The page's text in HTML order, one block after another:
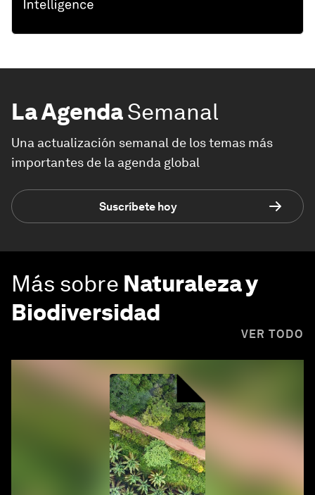
La AgendaSemanal
Una actualización semanal de los temas más
importantes de la agenda global
Suscríbete hoy
Más sobre Naturaleza y
Biodiversidad
VER TODO